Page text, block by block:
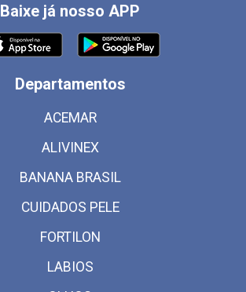
Baixe já nosso APP
Departamentos
ACEMAR
ALIVINEX
BANANA BRASIL
CUIDADOS PELE
FORTILON
LABIOS